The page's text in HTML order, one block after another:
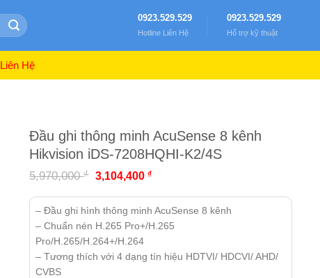
0923.529.529
Hotline Liên Hệ
0923.529.529
Hổ trợ kỹ thuật
Liên Hệ
Đầu ghi thông minh AcuSense 8 kênh
Hikvision iDS-7208HQHI-K2/4S
5,970,000₫ 3,104,400 ₫
– Đầu ghi hình thông minh AcuSense 8 kênh
– Chuẩn nén H.265 Pro+/H.265
Pro/H.265/H.264+/H.264
– Tương thích với 4 dạng tín hiệu HDTVI/ HDCVI/ AHD/
CVBS